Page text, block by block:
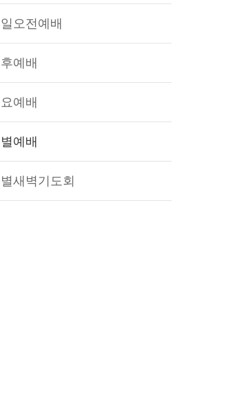
오전예배
예배
예배
예배
새벽기도회